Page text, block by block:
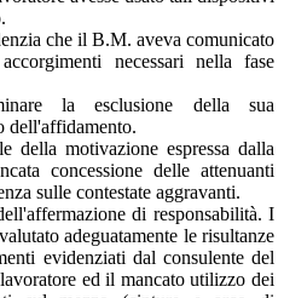
che il B.M. aveva comunicato
necessari nella fase
la esclusione della sua
dell'affidamento.
della motivazione espressa dalla
concessione delle attenuanti
sulle contestate aggravanti.
di responsabilità. I
adeguatamente le risultanze
evidenziati dal consulente del
ed il mancato utilizzo dei